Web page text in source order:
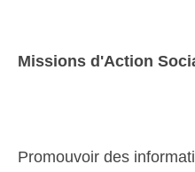
Missions d'Action
Promouvoir des